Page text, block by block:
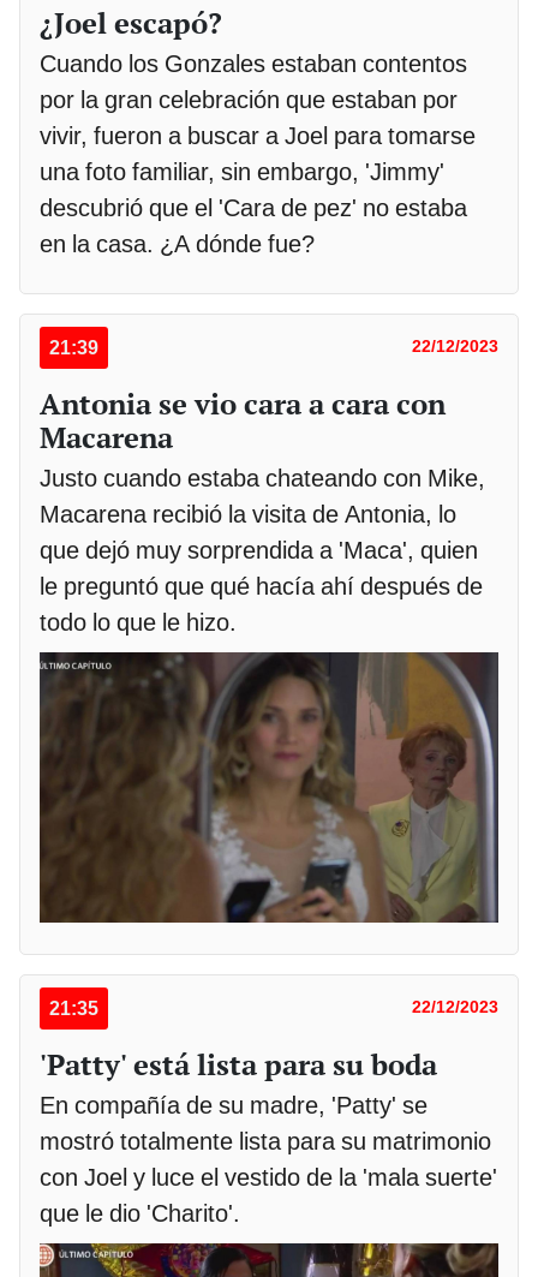
¿Joel escapó?
Cuando los Gonzales estaban contentos
por la gran celebración que estaban por
vivir, fueron a buscar a Joel para tomarse
una foto familiar, sin embargo, 'Jimmy'
descubrió que el 'Cara de pez' no estaba
en la casa. ¿A dónde fue?
21:39 22/12/2023
Antonia se vio cara a cara con
Macarena
Justo cuando estaba chateando con Mike,
Macarena recibió la visita de Antonia, lo
que dejó muy sorprendida a 'Maca', quien
le preguntó que qué hacía ahí después de
todo lo que le hizo.
21:35 22/12/2023
'Patty' está lista para su boda
En compañía de su madre, 'Patty' se
mostró totalmente lista para su matrimonio
con Joel y luce el vestido de la 'mala suerte'
que le dio 'Charito'.